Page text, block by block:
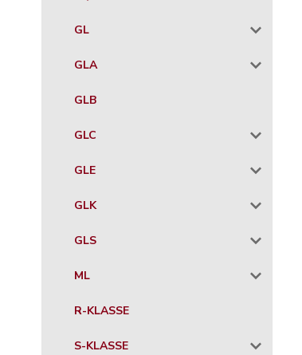
GL
GLA
GLB
GLC
GLE
GLK
GLS
ML
R-KLASSE
S-KLASSE